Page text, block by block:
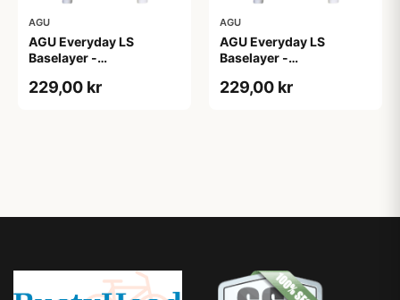
AGU
AGU Everyday LS
Baselayer -
Ærmer - Herre - Hvid -
229,00 kr
AGU
AGU Everyday LS
Baselayer -
Ærmer - Herre - Hvid
229,00 kr